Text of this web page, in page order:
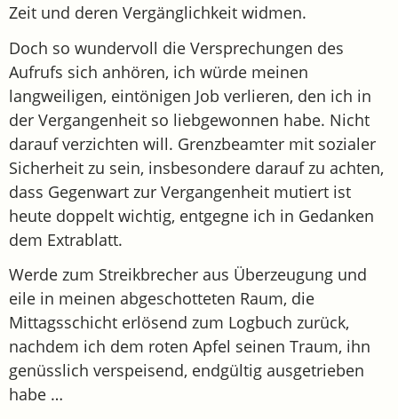
Zeit und deren Vergänglichkeit widmen.
Doch so wundervoll die Versprechungen des
Aufrufs sich anhören, ich würde meinen
langweiligen, eintönigen Job verlieren, den ich in
der Vergangenheit so liebgewonnen habe. Nicht
darauf verzichten will. Grenzbeamter mit sozialer
Sicherheit zu sein, insbesondere darauf zu achten,
dass Gegenwart zur Vergangenheit mutiert ist
heute doppelt wichtig, entgegne ich in Gedanken
dem Extrablatt.
Werde zum Streikbrecher aus Überzeugung und
eile in meinen abgeschotteten Raum, die
Mittagsschicht erlösend zum Logbuch zurück,
nachdem ich dem roten Apfel seinen Traum, ihn
genüsslich verspeisend, endgültig ausgetrieben
habe …